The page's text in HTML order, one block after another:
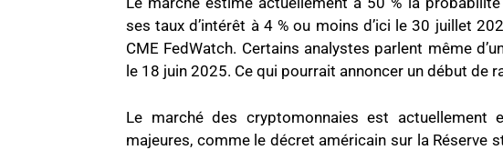
ses taux d’intérêt à 4 % ou moins d’ici le 30 juillet
CME FedWatch. Certains analystes parlent même
le 18 juin 2025. Ce qui pourrait annoncer un début de
Le marché des cryptomonnaies est actuellement
majeures, comme le décret américain sur la Réserve